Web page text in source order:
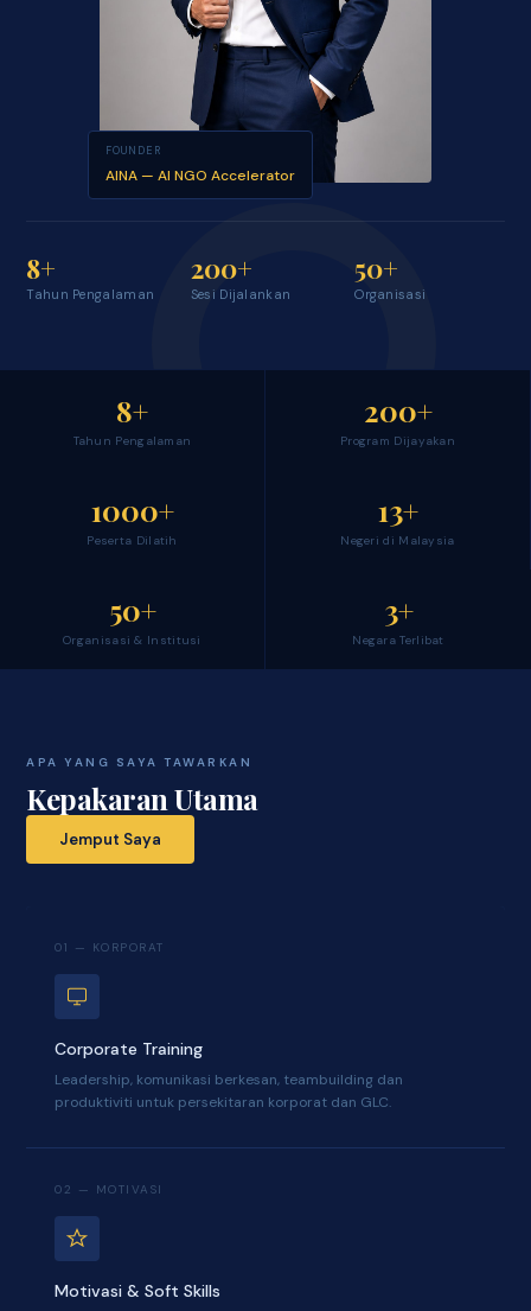
FOUNDER
AINA — AI NGO Accelerator
8+
Tahun Pengalaman
200+
Sesi Dijalankan
50+
Organisasi
8+
Tahun Pengalaman
200+
Program Dijayakan
1000+
Peserta Dilatih
13+
Negeri di Malaysia
50+
Organisasi & Institusi
3+
Negara Terlibat
APA YANG SAYA TAWARKAN
Kepakaran Utama
Jemput Saya
01 — KORPORAT
Corporate Training
Leadership, komunikasi berkesan, teambuilding dan
produktiviti untuk persekitaran korporat dan GLC.
02 — MOTIVASI
Motivasi & Soft Skills